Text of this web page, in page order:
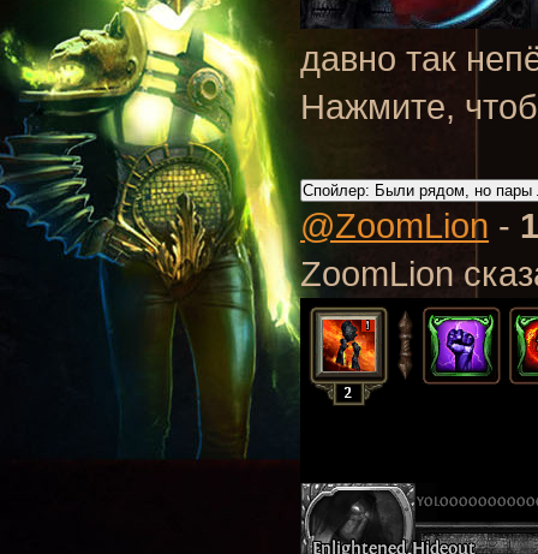
давно так
Нажмите,
Спойлер: Были рядом, но пары
@ZoomLion -
ZoomLion